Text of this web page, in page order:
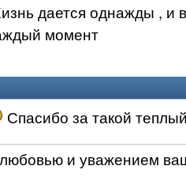
дается однажды , и
момент
Спасибо за такой
и уважением